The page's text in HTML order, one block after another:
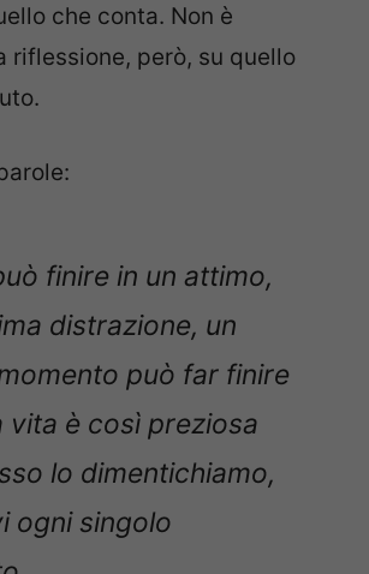
che conta. Non è
riflessione, però, su quello
finire in un attimo,
distrazione, un
può far finire
vita è così preziosa
lo dimentichiamo,
ogni singolo